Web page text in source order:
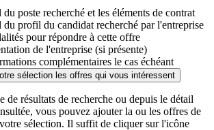
du poste recherché et les éléments de contrat
du profil du candidat recherché par l'entreprise
pour répondre à cette offre
de l'entreprise (si présente)
complémentaires le cas échéant
sélection les offres qui vous intéressent
de résultats de recherche ou depuis le détail
vous pouvez ajouter la ou les offres de
sélection. Il suffit de cliquer sur l'icône